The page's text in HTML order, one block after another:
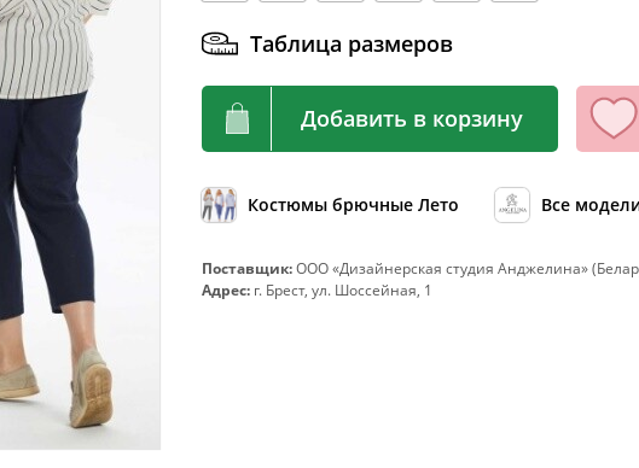
84-88
112
88-92
120
100-104
128
108-112
136
124-128
Таблица размеров
Добавить в корзину
Костюмы брючные Лето Все
Поставщик:ООО «Дизайнерская студия Анджелина»
Адрес: г. Брест, ул. Шоссейная, 1